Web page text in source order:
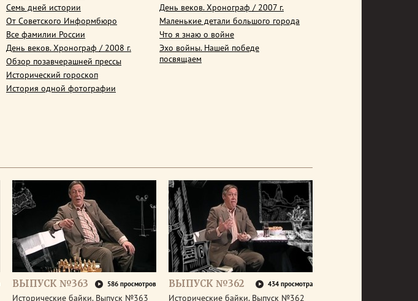
Семь дней истории
От Советского Информбюро
Все фамилии России
День веков. Хронограф / 2008 г.
Обзор позавчерашней прессы
Исторический гороскоп
История одной фотографии
День веков. Хронограф / 2007 г.
Маленькие детали большого города
Что я знаю о войне
Эхо войны. Нашей победе
посвящаем
ВЫПУСК №363 586 просмотров
Исторические байки. Выпуск №363
ВЫПУСК №362 434 просмотра
Исторические байки. Выпуск №362